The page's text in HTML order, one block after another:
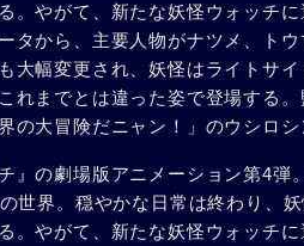
。やがて、新たな妖怪ウォッチ
タから、主要人物がナツメ、ト
大幅変更され、妖怪はライトサ
れまでとは違った姿で登場する
の大冒険だニャン！」のウシロシ
チ』の劇場版アニメーション第4
世界。穏やかな日常は終わり、
。やがて、新たな妖怪ウォッチ